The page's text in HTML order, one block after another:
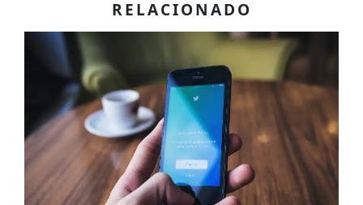
RELACIONADO